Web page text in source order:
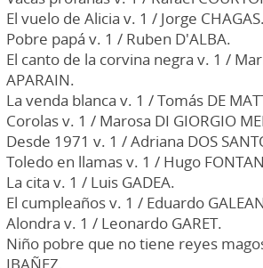
El vuelo de Alicia v. 1 / Jorge CHAGAS.
Pobre papá v. 1 / Ruben D'ALBA.
El canto de la corvina negra v. 1 /
APARAIN.
La venda blanca v. 1 / Tomás DE
Corolas v. 1 / Marosa DI GIORGIO
Desde 1971 v. 1 / Adriana DOS
Toledo en llamas v. 1 / Hugo
La cita v. 1 / Luis GADEA.
El cumpleaños v. 1 / Eduardo
Alondra v. 1 / Leonardo GARET.
Niño pobre que no tiene reyes